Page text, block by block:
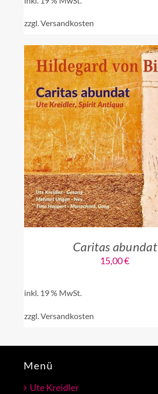
zzgl.Versandkosten
IN DEN WARENKORB
DETAILS
Caritas abundat
15,00€
inkl. 19 % MwSt.
zzgl. Versandkosten
Menü
Ute Kreidler